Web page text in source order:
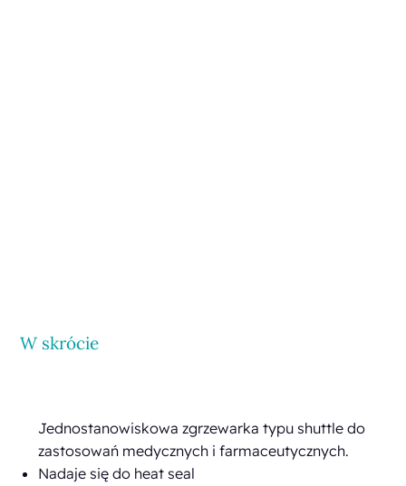
W skrócie
Jednostanowiskowa zgrzewarka typu shuttle do
zastosowań medycznych i farmaceutycznych.
Nadaje się do heat seal